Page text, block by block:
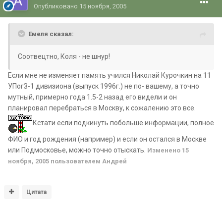
Опубликовано 15 ноября, 2005
Емеля сказал:
Соотвецтно, Коля - не шнур!
Если мне не изменяет память учился Николай Курочкин на 11
УПогЗ-1 дивизиона (выпуск 1996г.) не по- вашему, а точно
мутный, примерно года 1.5-2 назад его видели и он
планировал перебраться в Москву, к сожалению это все.
Кстати если подкинуть побольше информации, полное
ФИО и год рождения (например) и если он остался в Москве
или Подмосковье, можно точно отыскать. Изменено 15
ноября, 2005 пользователем Андрей
Цитата